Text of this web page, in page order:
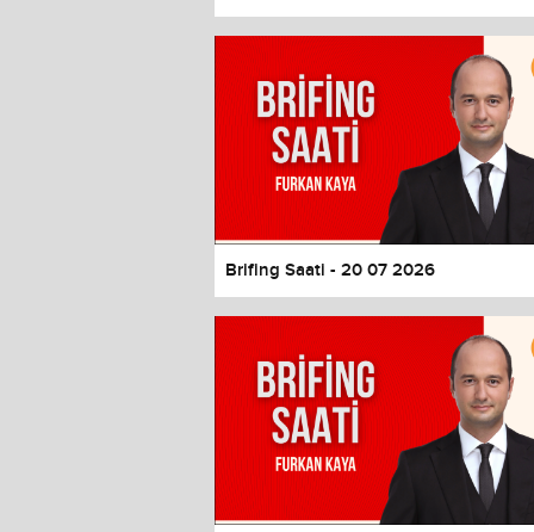
Color
Window
Color
Transparency
Font Size
Text Edge Style
Font Family
Resetrestore all settings to the default
Close Modal Dialog
End of dialog window.
Brifing Saati - 20 07 2026